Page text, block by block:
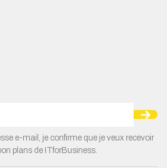
e-mail, je confirme que je veux recevoir
plans de ITforBusiness.